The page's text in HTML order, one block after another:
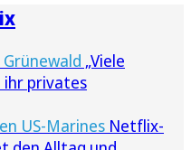
„Viele
ihr privates
US-Marines Netflix-